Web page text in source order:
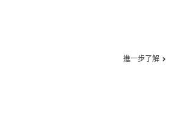
進一步了解